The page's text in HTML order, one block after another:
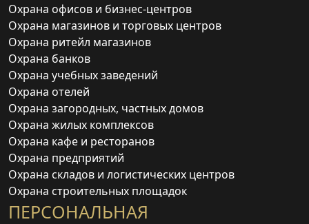
Охрана офисов и бизнес-центров
Охрана магазинов и торговых центров
Охрана ритейл магазинов
Охрана банков
Охрана учебных заведений
Охрана отелей
Охрана загородных, частных домов
Охрана жилых комплексов
Охрана кафе и ресторанов
Охрана предприятий
Охрана складов и логистических центров
Охрана строительных площадок
ПЕРСОНАЛЬНАЯ